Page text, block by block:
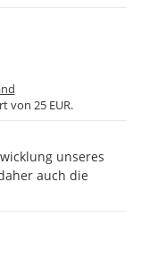
von 25 EUR.
unseres
auch die